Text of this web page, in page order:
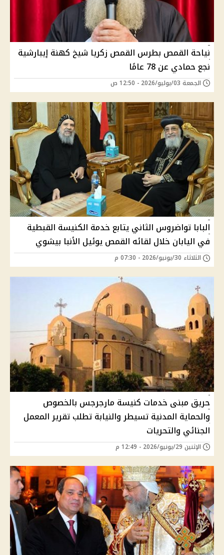
نياحة القمص بطرس القمص زكريا شيخ كهنة إيبارشية
نجع حمادي عن 78 عامًا
الجمعة 03/يوليو/2026 - 12:50 ص
البابا تواضروس الثاني يتابع خدمة الكنيسة القبطية
في اليابان خلال لقائه القمص يوئيل الأنبا بيشوي
الثلاثاء 30/يونيو/2026 - 07:30 م
حريق مبنى خدمات كنيسة مارجرجس بالخصوص
والحماية المدنية تسيطر والنيابة تطلب تقرير المعمل
الجنائي والتحريات
الإثنين 29/يونيو/2026 - 12:49 م